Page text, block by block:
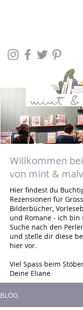
Willkommen
von mint &
Hier findest du
Rezensionen für
Bilderbücher,
und Romane - ich
Suche nach den
und stelle dir diese
hier vor.
Viel Spass beim
Deine Eliane
BLOG